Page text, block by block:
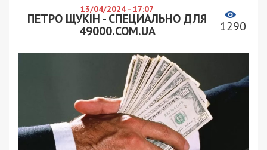
13/04/2024 - 17:07
ПЕТРО ЩУКІН - СПЕЦИАЛЬНО ДЛЯ
49000.COM.UA
1290